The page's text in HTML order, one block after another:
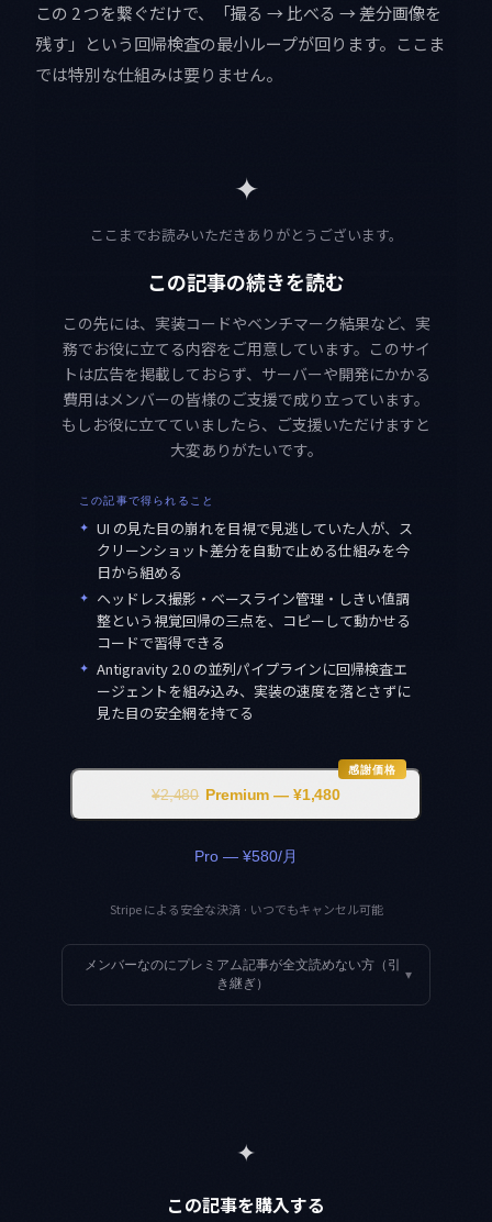
この 2 つを繋ぐだけで、「撮る → 比べる → 差分画像を
残す」という回帰検査の最小ループが回ります。ここま
では特別な仕組みは要りません。
✦
ここまでお読みいただきありがとうございます。
この記事の続きを読む
この先には、実装コードやベンチマーク結果など、実
務でお役に立てる内容をご用意しています。このサイ
トは広告を掲載しておらず、サーバーや開発にかかる
費用はメンバーの皆様のご支援で成り立っています。
もしお役に立てていましたら、ご支援いただけますと
大変ありがたいです。
この記事で得られること
✦ UI の見た目の崩れを目視で見逃していた人が、ス
クリーンショット差分を自動で止める仕組みを今
日から組める
✦ ヘッドレス撮影・ベースライン管理・しきい値調
整という視覚回帰の三点を、コピーして動かせる
コードで習得できる
✦ Antigravity 2.0 の並列パイプラインに回帰検査エ
ージェントを組み込み、実装の速度を落とさずに
見た目の安全網を持てる
感謝価格
¥2,480 Premium — ¥1,480
Pro — ¥580/月
Stripe による安全な決済 · いつでもキャンセル可能
メンバーなのにプレミアム記事が全文読めない方（引
き継ぎ）
▾
✦
この記事を購入する